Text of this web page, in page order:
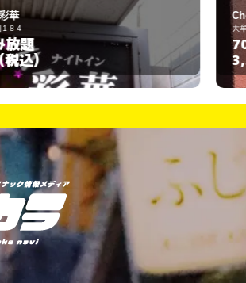
市本町1丁目4-4
飲み放題
円(税込)